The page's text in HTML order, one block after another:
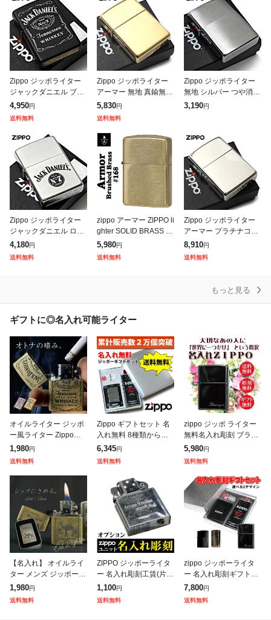
Zippo ジッポライター
ジャックダニエル ブラ
ックマット 酒 Jack Da
niel's Black Matte Z218
4,950円
送料無料
Zippo ジッポライター
アーマー 無地 真鍮無垢
ブラス 鏡面 ハイポリッ
シュブラス ARMOR Hi
5,830円
送料無料
Zippo ジッポライター
無地 シルバー つや消し
ブラッシュドクローム
3,190円
Zippo ジッポライター
ジャックダニエル ロゴ
酒 Jack Daniel's Logo Z
207-104643 メール便
4,180円
送料無料
zippo アーマー ZIPPO li
ghter SOLID BRASS ジ
ッポ ライター ソリッド
ブラスアーマー無地 16
5,980円
送料無料
Zippo ジッポライター
アーマー プラチナコー
ティング ポリッシュ 鏡
面 PLATINUM PLATING
8,910円
送料無料
もっと見る
ギフトに◎名入れ可能ライター
オイルライター ジッポ
ー風ライター Zippo風
真鍮 男性 女性 贈り物
プレゼント 名入れオプ
1,980円
送料無料
Zippo ギフトセット 名
入れ無料 8種類から選
べる (オイル小缶・フリ
ント等消耗品・ギフトB
6,345円
送料無料
zippo ジッポ ライター
無料名入れ彫刻 ブラッ
クアイス ネーム刻印 お
祝い 卒業 入学 就職 退
5,980円
送料無料
【名入れ】 オイルライ
ター メンズ ジッポー風
ヴィンテージ アンティ
ーク ライター Zippo風
1,980円
送料無料
ZIPPO ジッポーライタ
ー 名入れ彫刻工賃(片
面) インサイドユニット
(オイルを入れるタンク)
1,100円
送料無料
zippo ジッポーライタ
ー 名入れ彫刻ギフトBO
Xセット 選べる2デザイ
ン お祝い 卒業 入学 就
7,800円
送料無料